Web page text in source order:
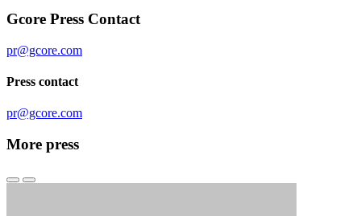
Gcore Press Contact
pr@gcore.com
Press contact
pr@gcore.com
More press